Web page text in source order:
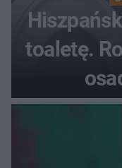
toaletę.